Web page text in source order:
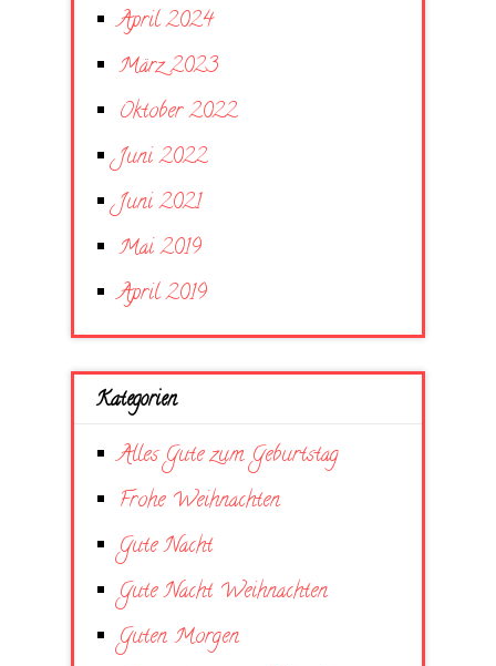
April 2024
März 2023
Oktober 2022
Juni 2022
Juni 2021
Mai 2019
April 2019
Kategorien
Alles Gute zum Geburtstag
Frohe Weihnachten
Gute Nacht
Gute Nacht Weihnachten
Guten Morgen